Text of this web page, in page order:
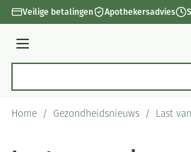
Ga naar de inhoud
Veilige betalingen Apothekersadvies
Menu
Home / Gezondheidsnieuws / Last